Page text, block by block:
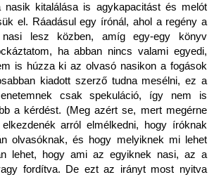
nasik kitalálása is agykapacitást és melót
el. Ráadásul egy írónál, ahol a regény a
lesz közben, amíg egy-egy könyv
ha abban nincs valami egyedi,
is húzza ki az olvasó nasikon a fogások
kiadott szerző tudna mesélni, ez a
csak spekuláció, így nem is
a kérdést. (Meg azért se, mert megérne
arról elmélkedni, hogy íróknak
olvasóknak, és hogy melyiknek mi lehet
lehet, hogy ami az egyiknek nasi, az a
fordítva. De ezt az irányt most nyitva